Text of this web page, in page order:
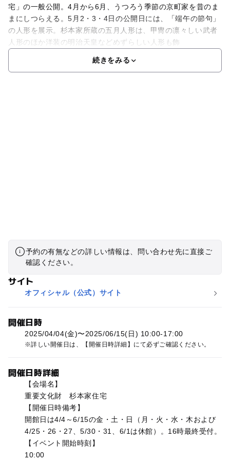
宅」の一般公開。4月から6月、うつろう季節の京町家を昔のま
まにしつらえる。5月2・3・4日の公開日には、「端午の節句」
の人形を展示。杉本家所蔵の五月人形は、甲冑の凛々しい武者
人形のほか洋装の明治天皇などめずらしい人形も飾
続きをみる
予約の有無などの詳しい情報は、問い合わせ先に直接ご
確認ください。
サイト
オフィシャル（公式）サイト
開催日時
2025/04/04(金)〜2025/06/15(日) 10:00-17:00
詳しい開催日は、【開催日時詳細】にて必ずご確認ください。
開催日時詳細
【会場名】
重要文化財 杉本家住宅
【開催日時備考】
開館日は4/4～6/15の金・土・日（月・火・水・木および
4/25・26・27、5/30・31、6/1は休館）。16時最終受付。
【イベント開始時刻】
10:00